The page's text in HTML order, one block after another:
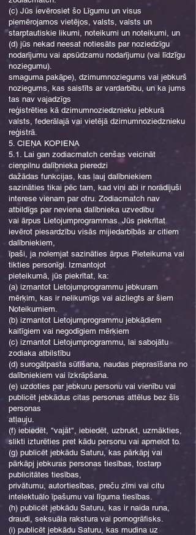
(c) Jūs ievērosiet šo Līgumu un visus
piemērojamos vietējos, valsts, valsts un
starptautiskie likumi, noteikumi un noteikumi, un
(d) jūs nekad neesat notiesāts par noziedzīgu
nodarījumu vai apsūdzamu nodarījumu (vai līdzīgu
noziegumu).
smaguma pakāpe), dzimumnoziegums vai jebkurš
noziegums, kas saistīts ar vardarbību, un ka jums
tas nav vajadzīgs
reģistrēties kā dzimumnoziedznieku jebkurā
valsts, federālajā vai vietējā dzimumnoziedznieku
reģistrā.
5. CIEŅA KOPIENA
5.1. Lai gan zodiacmatch cenšas veicināt
cieņpilnu dalībnieka pieredzi
dažādas funkcijas, kas ļauj dalībniekiem
sazināties tikai pēc tam, kad viņi abi ir norādījuši
interese vienam par otru. Zodiacmatch nav
atbildīgs par neviena dalībnieka uzvedību
vai ārpus Lietojumprogrammas. Jūs piekrītat
ievērot piesardzību visās mijiedarbībās ar citiem
dalībniekiem,
īpaši, ja nolemjat sazināties ārpus Pieteikuma vai
tikties personīgi. Izmantojot
pieteikumā, jūs piekrītat, ka:
(a) izmantot Lietojumprogrammu jebkuram
mērķim, kas ir nelikumīgs vai aizliegts ar šiem
Noteikumiem.
(b) izmantot Lietojumprogrammu jebkādiem
kaitīgiem vai negodīgiem mērķiem
(c) izmantot Lietojumprogrammu, lai sabojātu
zodiaka atbilstību
(d) surogātpasta sūtīšana, naudas pieprasīšana no
dalībniekiem vai izkrāpšana.
(e) uzdoties par jebkuru personu vai vienību vai
publicēt jebkādus citas personas attēlus bez šīs
personas
atļauju.
(f) iebiedēt, "vajāt", iebiedēt, uzbrukt, uzmākties,
slikti izturēties pret kādu personu vai apmelot to.
(g) publicēt jebkādu Saturu, kas pārkāpj vai
pārkāpj jebkuras personas tiesības, tostarp
publicitātes tiesības,
privātumu, autortiesības, preču zīmi vai citu
intelektuālo īpašumu vai līguma tiesības.
(h) publicēt jebkādu Saturu, kas ir naida runa,
draudi, seksuāla rakstura vai pornogrāfisks.
(i) publicēt jebkādu Saturu, kas mudina uz